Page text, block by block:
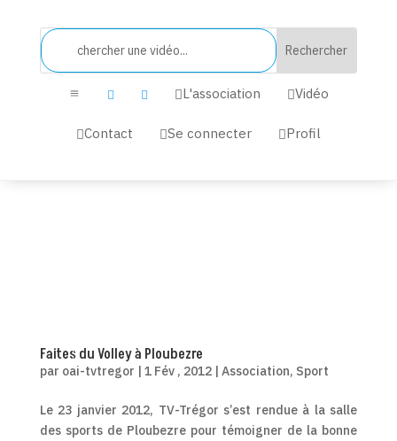
a   L'association Vidéo
Contact Se connecter Profil
Faites du Volley à Ploubezre
par oai-tvtregor | 1 Fév , 2012| Association, Sport
Le 23 janvier 2012, TV-Trégor s’est rendue à la salle
des sports de Ploubezre pour témoigner de la bonne